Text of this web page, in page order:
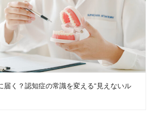
届く？認知症の常識を変える“見えないル